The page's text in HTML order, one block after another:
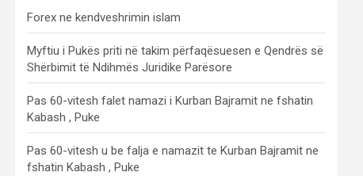
Forex ne kendveshrimin islam
Myftiu i Pukës priti në takim përfaqësuesen e Qendrës së
Shërbimit të Ndihmës Juridike Parësore
Pas 60-vitesh falet namazi i Kurban Bajramit ne fshatin
Kabash , Puke
Pas 60-vitesh u be falja e namazit te Kurban Bajramit ne
fshatin Kabash , Puke